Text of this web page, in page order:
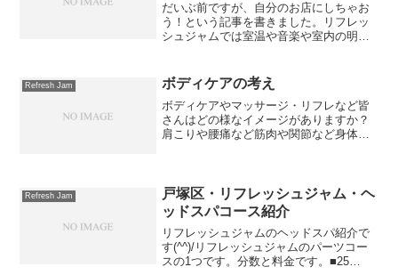
だいぶ前ですが、自分のお店にしちゃお
う！という記事を書きました。リフレッ
シュジャムでは室温や音楽や室内の明る
ングミュージックについてお話ししたい
と思います。リラクゼーシ...
Refresh Jam ボディケアの考え
ボディケアやマッサージ・リフレなど皆
さんはどの様なイメージがありますか？
肩こりや腰痛など筋肉や関節など身体の
す。 もちろん両方...
Refresh Jam
戸塚区・リフレッシュジャム・ヘ
ッドスパコース紹介
リフレッシュジャムのヘッドスパ紹介で
す(^^)/リフレッシュジャムのパーツコー
スの1つです。分数と料金です。■25